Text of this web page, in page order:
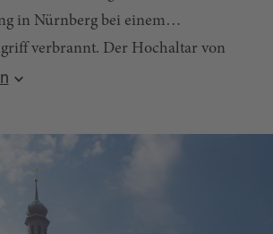
in Nürnberg bei einem
verbrannt. Der Hochaltar von
dem Allianzwappen derer von
Christi.
ist von 1718 und die Holzempore
den Triumphzug Davids mit der